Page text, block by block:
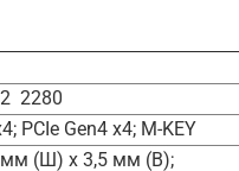
2280
PCIe Gen4 x4; M-KEY
(Ш) x 3,5 мм (В);